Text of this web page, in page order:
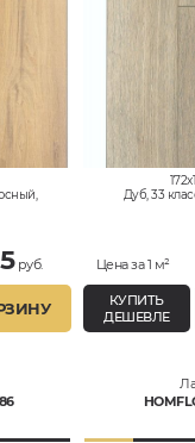
руб.
Дуб, 33
Цена за 1 м²
КУПИТЬ
ДЕШЕВЛЕ